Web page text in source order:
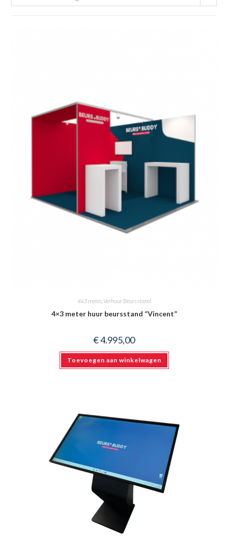
4x3 meter, Verhuur Beursstand
4×3 meter huur beursstand “Vincent”
€4.995,00
Toevoegen aan winkelwagen